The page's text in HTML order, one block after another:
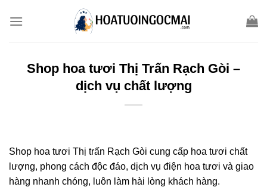
Shop hoa tươi Thị Trấn Rạch Gòi –
dịch vụ chất lượng
Shop hoa tươi Thị trấn Rạch Gòi cung cấp hoa tươi chất
lượng, phong cách độc đáo, dịch vụ điện hoa tươi và giao
hàng nhanh chóng, luôn làm hài lòng khách hàng.